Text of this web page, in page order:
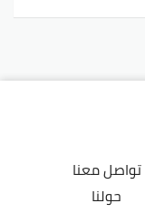
تواصل معنا
حولنا